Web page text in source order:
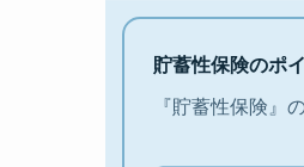
貯蓄性保険のポ
『貯蓄性保険』